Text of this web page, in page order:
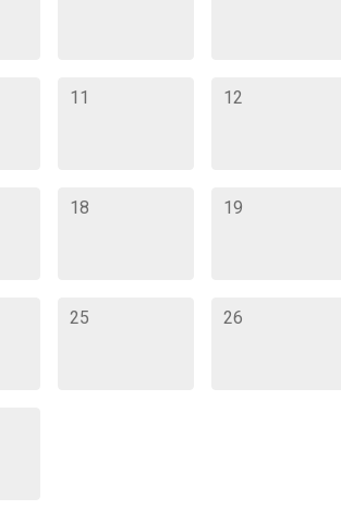
11 12
18 19
25 26